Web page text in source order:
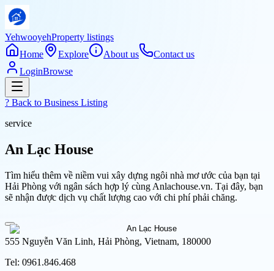
YehwooyehProperty listings
Home
Explore About us
Contact us
LoginBrowse
? Back to Business Listing
service
An Lạc House
Tìm hiểu thêm về niềm vui xây dựng ngôi nhà mơ ước của bạn tại
Hải Phòng với ngân sách hợp lý cùng Anlachouse.vn. Tại đây, bạn
sẽ nhận được dịch vụ chất lượng cao với chi phí phải chăng.
555 Nguyễn Văn Linh, Hải Phòng, Vietnam, 180000
Tel: 0961.846.468